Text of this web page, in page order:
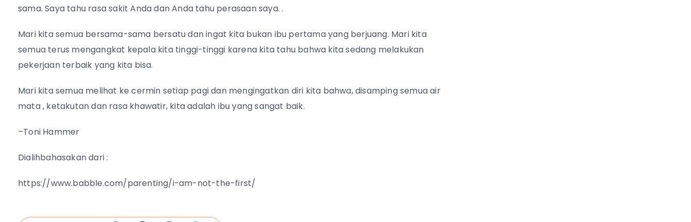
sama. Saya tahu rasa sakit Anda dan Anda tahu perasaan saya. .
Mari kita semua bersama-sama bersatu dan ingat kita bukan ibu pertama yang berjuang. Mari kita
semua terus mengangkat kepala kita tinggi-tinggi karena kita tahu bahwa kita sedang melakukan
pekerjaan terbaik yang kita bisa.
Mari kita semua melihat ke cermin setiap pagi dan mengingatkan diri kita bahwa, disamping semua air
mata , ketakutan dan rasa khawatir, kita adalah ibu yang sangat baik.
–Toni Hammer
Dialihbahasakan dari :
https://www.babble.com/parenting/i-am-not-the-first/